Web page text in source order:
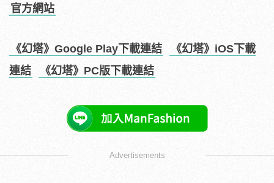
官方網站
《幻塔》Google Play下載連結
《幻塔》iOS下載
連結
《幻塔》PC版下載連結
Advertisements